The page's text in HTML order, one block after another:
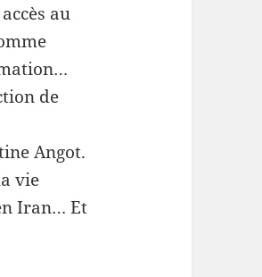
au
de
Angot.
vie
Iran… Et